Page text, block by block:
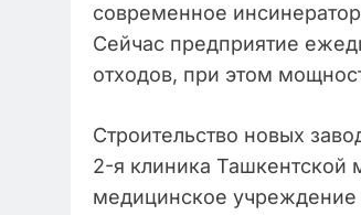
современное
Сейчас предприятие
отходов, при этом
Строительство новых
2-я клиника
медицинское учреждение